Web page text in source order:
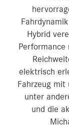
Hybrid
elektrisch
Fahrzeug
unter
und die